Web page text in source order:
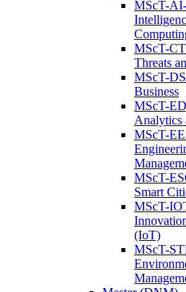
MScT-
MScT-
Threats
MScT-
Business
MScT-
Analytics
MScT-
MScT-
Smart
MScT-
(IoT)
MScT-